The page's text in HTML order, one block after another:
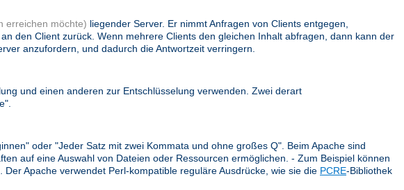
erreichen möchte) liegender Server. Er nimmt Anfragen von Clients entgegen,
den Client zurück. Wenn mehrere Clients den gleichen Inhalt abfragen, dann kann der
anzufordern, und dadurch die Antwortzeit verringern.
und einen anderen zur Entschlüsselung verwenden. Zwei derart
oder "Jeder Satz mit zwei Kommata und ohne großes Q". Beim Apache sind
auf eine Auswahl von Dateien oder Ressourcen ermöglichen. - Zum Beispiel können
Der Apache verwendet Perl-kompatible reguläre Ausdrücke, wie sie die PCRE-Bibliothek